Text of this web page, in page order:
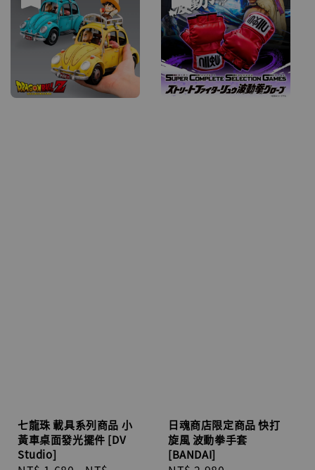
七龍珠 載具系列商品 小
黃車桌面發光擺件 [DV
Studio]
日魂商店限定商品 快打
旋風 波動拳手套
[BANDAI]